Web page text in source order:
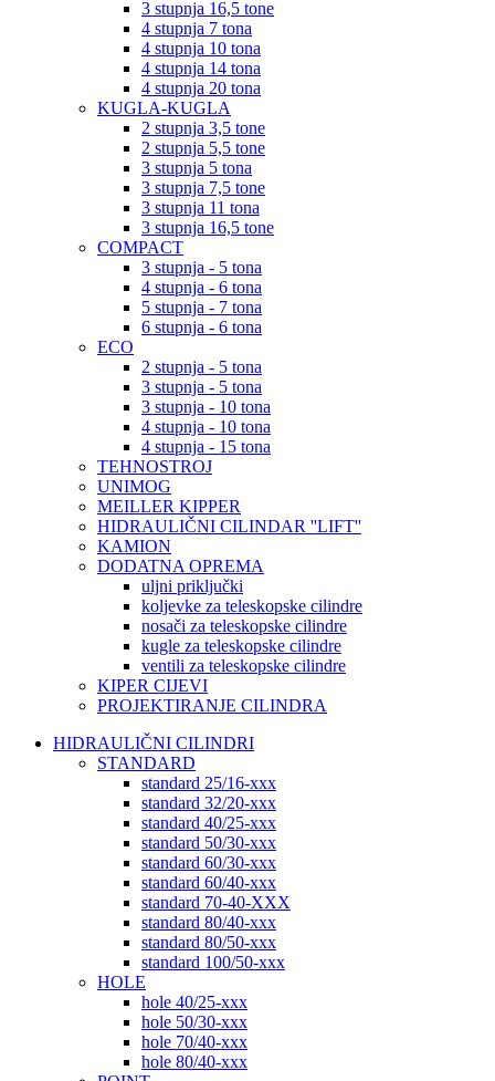
3 stupnja 16,5 tone
4 stupnja 7 tona
4 stupnja 10 tona
4 stupnja 14 tona
4 stupnja 20 tona
KUGLA-KUGLA
2 stupnja 3,5 tone
2 stupnja 5,5 tone
3 stupnja 5 tona
3 stupnja 7,5 tone
3 stupnja 11 tona
3 stupnja 16,5 tone
COMPACT
3 stupnja - 5 tona
4 stupnja - 6 tona
5 stupnja - 7 tona
6 stupnja - 6 tona
ECO
2 stupnja - 5 tona
3 stupnja - 5 tona
3 stupnja - 10 tona
4 stupnja - 10 tona
4 stupnja - 15 tona
TEHNOSTROJ
UNIMOG
MEILLER KIPPER
HIDRAULIČNI CILINDAR ''LIFT''
KAMION
DODATNA OPREMA
uljni priključki
koljevke za teleskopske cilindre
nosači za teleskopske cilindre
kugle za teleskopske cilindre
ventili za teleskopske cilindre
KIPER CIJEVI
PROJEKTIRANJE CILINDRA
HIDRAULIČNI CILINDRI
STANDARD
standard 25/16-xxx
standard 32/20-xxx
standard 40/25-xxx
standard 50/30-xxx
standard 60/30-xxx
standard 60/40-xxx
standard 70-40-XXX
standard 80/40-xxx
standard 80/50-xxx
standard 100/50-xxx
HOLE
hole 40/25-xxx
hole 50/30-xxx
hole 70/40-xxx
hole 80/40-xxx